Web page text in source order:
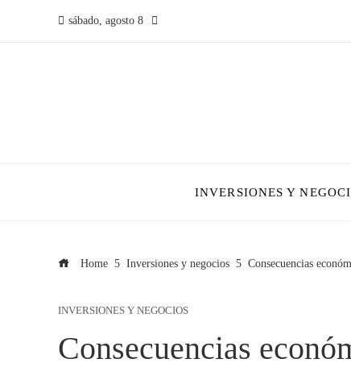
sábado, agosto 8
INVERSIONES Y
Home Inversiones y negocios Consecuencias
INVERSIONES Y NEGOCIOS
Consecuencias